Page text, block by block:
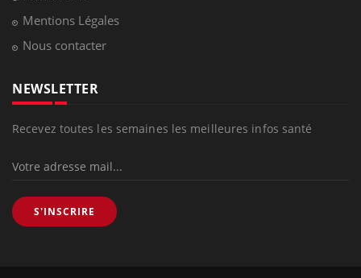
Mentions Légales
Nous contacter
NEWSLETTER
Recevez toutes les semaines les meilleures infos santé
S'INSCRIRE